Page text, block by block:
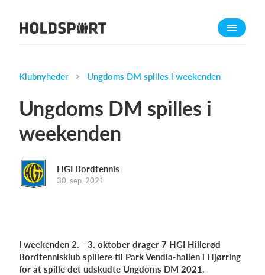
Om Holdsport
Presseomtale
Funktioner
Kontingentopkrævning
Hvad koster det?
Klubnyheder Ungdoms DM spilles i weekenden
Ungdoms DM spilles i
weekenden
HGI Bordtennis
30. sep. 2021
I weekenden 2. - 3. oktober drager 7 HGI Hillerød
Bordtennisklub spillere til Park Vendia-hallen i Hjørring
for at spille det udskudte Ungdoms DM 2021.